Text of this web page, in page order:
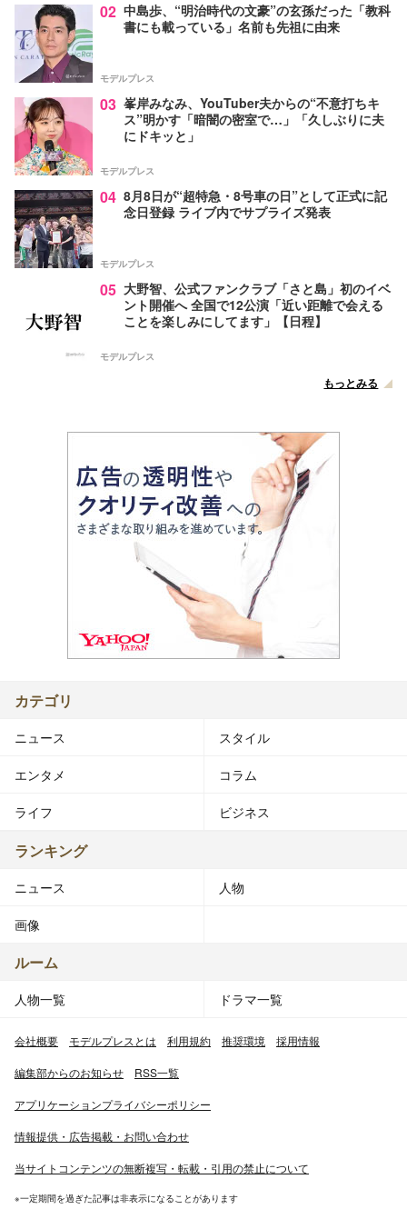
02 中島歩、“明治時代の文豪”の玄孫だった「教科
書にも載っている」名前も先祖に由来
モデルプレス
03 峯岸みなみ、YouTuber夫からの“不意打ちキ
ス”明かす「暗闇の密室で…」「久しぶりに夫
にドキッと」
モデルプレス
04 8月8日が“超特急・8号車の日”として正式に記
念日登録 ライブ内でサプライズ発表
モデルプレス
05 大野智、公式ファンクラブ「さと島」初のイベ
ント開催へ 全国で12公演「近い距離で会える
ことを楽しみにしてます」【日程】
モデルプレス
もっとみる
カテゴリ
ニュース スタイル
エンタメ コラム
ライフ ビジネス
ランキング
ニュース 人物
画像
ルーム
人物一覧 ドラマ一覧
会社概要 モデルプレスとは 利用規約 推奨環境 採用情報
編集部からのお知らせ RSS一覧
アプリケーションプライバシーポリシー
情報提供・広告掲載・お問い合わせ
当サイトコンテンツの無断複写・転載・引用の禁止について
※一定期間を過ぎた記事は非表示になることがあります